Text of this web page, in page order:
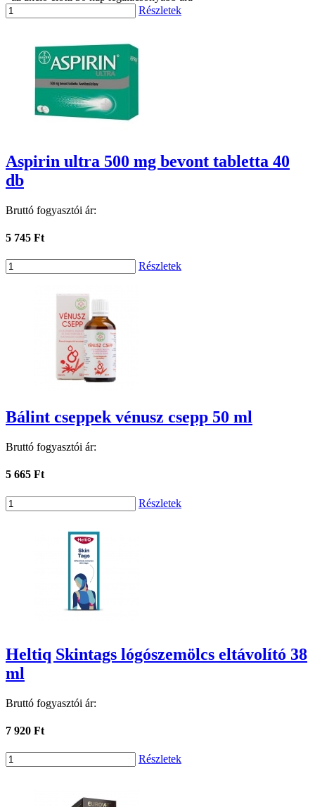
Részletek
Aspirin ultra 500 mg bevont tabletta 40
db
Bruttó fogyasztói ár:
5 745 Ft
Részletek
Bálint cseppek vénusz csepp 50 ml
Bruttó fogyasztói ár:
5 665 Ft
Részletek
Heltiq Skintags lógószemölcs eltávolító 38
ml
Bruttó fogyasztói ár:
7 920 Ft
Részletek